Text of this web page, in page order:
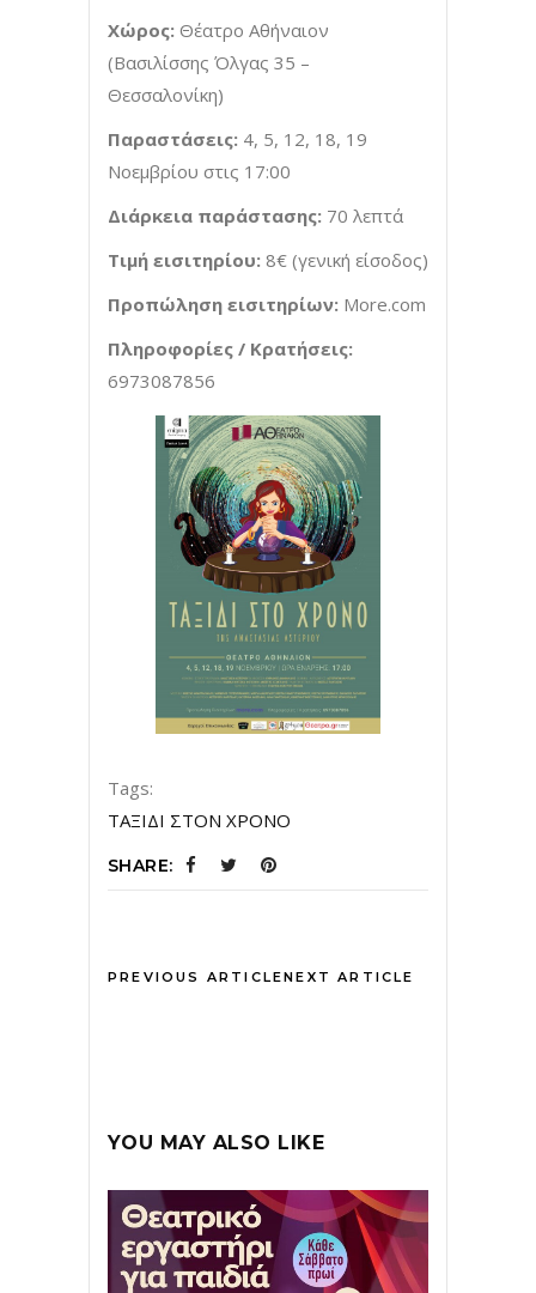
Χώρος: Θέατρο Αθήναιον
(Βασιλίσσης Όλγας 35 –
Θεσσαλονίκη)
Παραστάσεις: 4, 5, 12, 18, 19
Νοεμβρίου στις 17:00
Διάρκεια παράστασης: 70 λεπτά
Τιμή εισιτηρίου: 8€ (γενική είσοδος)
Προπώληση εισιτηρίων: More.com
Πληροφορίες / Κρατήσεις:
6973087856
Tags:
ΤΑΞΙΔΙ ΣΤΟΝ ΧΡΟΝΟ
SHARE:
PREVIOUS ARTICLENEXT ARTICLE
YOU MAY ALSO LIKE